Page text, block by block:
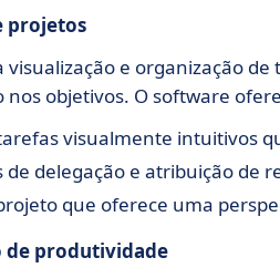
projetos
visualização e organização
objetivos. O software
visualmente intuitivos
delegação e atribuição de
que oferece uma
produtividade